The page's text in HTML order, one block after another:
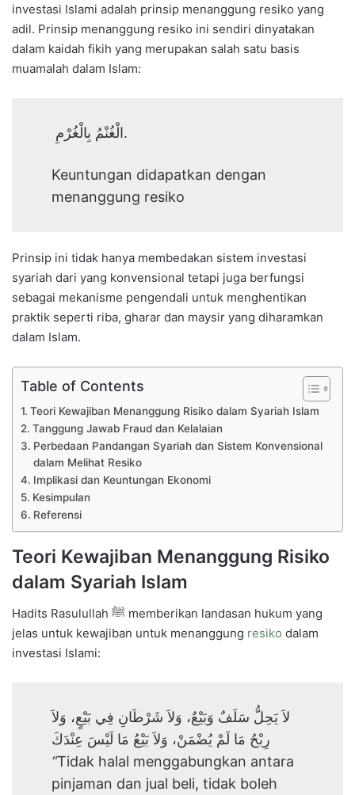
investasi Islami adalah prinsip menanggung resiko yang
adil. Prinsip menanggung resiko ini sendiri dinyatakan
dalam kaidah fikih yang merupakan salah satu basis
muamalah dalam Islam:
الْغُنْمُ بِالْغُرْمِ.
Keuntungan didapatkan dengan
menanggung resiko
Prinsip ini tidak hanya membedakan sistem investasi
syariah dari yang konvensional tetapi juga berfungsi
sebagai mekanisme pengendali untuk menghentikan
praktik seperti riba, gharar dan maysir yang diharamkan
dalam Islam.
Table of Contents
Teori Kewajiban Menanggung Risiko dalam Syariah Islam
Tanggung Jawab Fraud dan Kelalaian
Perbedaan Pandangan Syariah dan Sistem Konvensional
dalam Melihat Resiko
Implikasi dan Keuntungan Ekonomi
Kesimpulan
Referensi
Teori Kewajiban Menanggung Risiko
dalam Syariah Islam
Hadits Rasulullah ﷺ memberikan landasan hukum yang
jelas untuk kewajiban untuk menanggung resiko dalam
investasi Islami:
لاَ يَحِلُّ سَلَفٌ وَبَيْعٌ، وَلاَ شَرْطَانِ فِي بَيْعٍ، وَلاَ
رِبْحُ مَا لَمْ يُضْمَنْ، وَلاَ بَيْعُ مَا لَيْسَ عِنْدَكَ
“Tidak halal menggabungkan antara
pinjaman dan jual beli, tidak boleh